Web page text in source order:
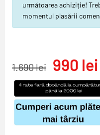
următoarea achiziție!
momentul plasării
1.690 lei 990 lei